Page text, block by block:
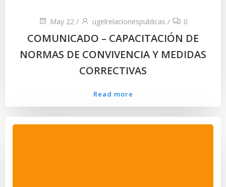
May 22 / ugelrelacionespublicas / 0
COMUNICADO – CAPACITACIÓN DE
NORMAS DE CONVIVENCIA Y MEDIDAS
CORRECTIVAS
Read more